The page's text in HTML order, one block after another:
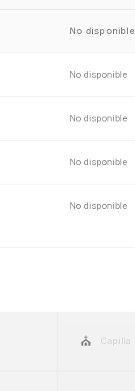
No disponible
No disponible
No disponible
No disponible
No disponible
⛪ Capilla